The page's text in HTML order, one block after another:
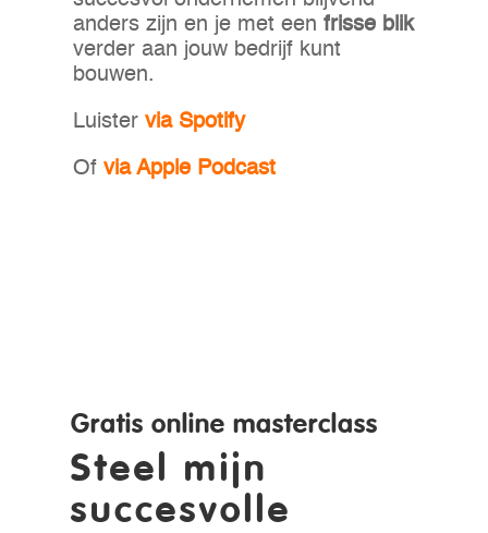
anders zijn en je met een frisse blik
verder aan jouw bedrijf kunt
bouwen.
Luister via Spotify
Of via Apple Podcast
Gratis online masterclass
Steel mijn
succesvolle